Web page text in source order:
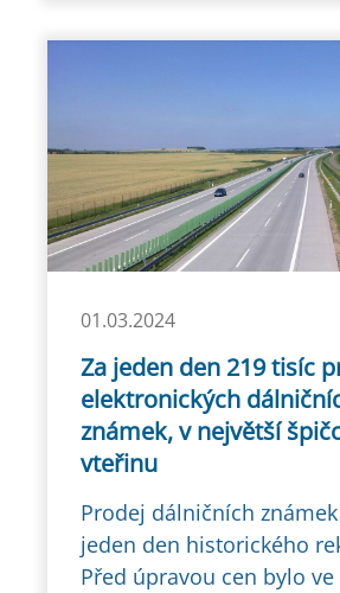
01.03.2024
Za jeden den 219 tisíc
elektronických
známek, v největší
vteřinu
Prodej dálničních
jeden den historického
Před úpravou cen bylo ve